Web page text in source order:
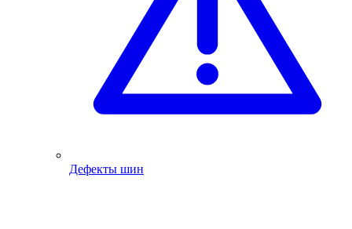
Дефекты шин